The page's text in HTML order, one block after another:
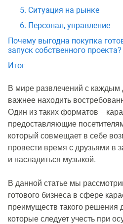
В мире развлечений с каждым
важнее находить
Один из таких форматов –
предоставляющие
который совмещает в себе
провести время с друзьями в
и насладиться музыкой.
В данной статье мы
готового бизнеса в сфере
преимуществ такого решения
которые следует учесть при
5. Ситуация на рынке
6. Персонал, управление
Почему выгодна покупка
запуск собственного проекта?
Итог